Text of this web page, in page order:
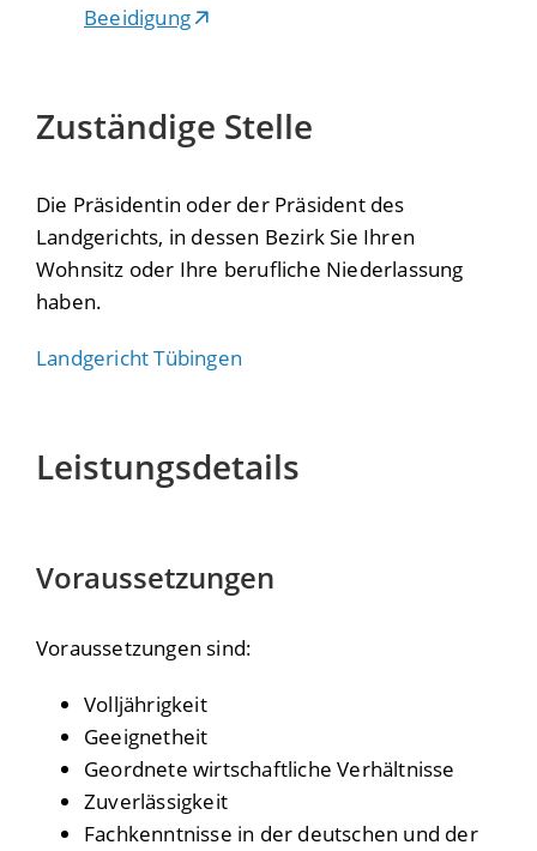
Beeidigung
Zuständige Stelle
Die Präsidentin oder der Präsident des
Landgerichts, in dessen Bezirk Sie Ihren
Wohnsitz oder Ihre berufliche Niederlassung
haben.
Landgericht Tübingen
Leistungsdetails
Voraussetzungen
Voraussetzungen sind:
Volljährigkeit
Geeignetheit
Geordnete wirtschaftliche Verhältnisse
Zuverlässigkeit
Fachkenntnisse in der deutschen und der